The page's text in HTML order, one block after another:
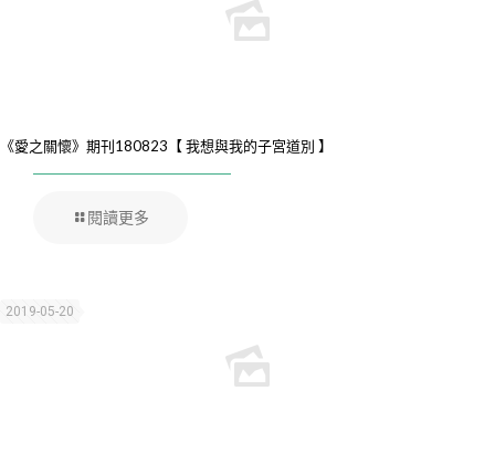
《愛之關懷》期刊180823【 我想與我的子宮道別 】
閱讀更多
2019-05-20